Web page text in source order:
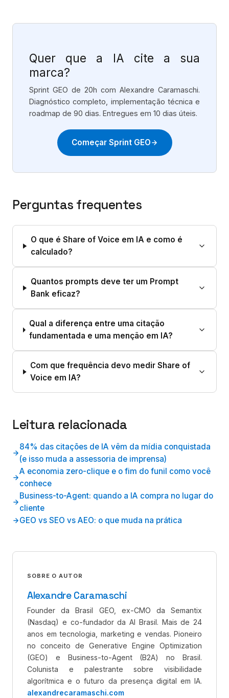
Quer que a IA cite a sua
marca?
Sprint GEO de 20h com Alexandre Caramaschi.
Diagnóstico completo, implementação técnica e
roadmap de 90 dias. Entregues em 10 dias úteis.
Começar Sprint GEO
Perguntas frequentes
O que é Share of Voice em IA e como é
calculado?
Quantos prompts deve ter um Prompt
Bank eficaz?
Qual a diferença entre uma citação
fundamentada e uma menção em IA?
Com que frequência devo medir Share of
Voice em IA?
Leitura relacionada
84% das citações de IA vêm da mídia conquistada
(e isso muda a assessoria de imprensa)
A economia zero-clique e o fim do funil como você
conhece
Business-to-Agent: quando a IA compra no lugar do
cliente
GEO vs SEO vs AEO: o que muda na prática
SOBRE O AUTOR
Alexandre Caramaschi
Founder da Brasil GEO, ex-CMO da Semantix
(Nasdaq) e co-fundador da AI Brasil. Mais de 24
anos em tecnologia, marketing e vendas. Pioneiro
no conceito de Generative Engine Optimization
(GEO) e Business-to-Agent (B2A) no Brasil.
Colunista e palestrante sobre visibilidade
algorítmica e o futuro da presença digital em IA.
alexandrecaramaschi.com